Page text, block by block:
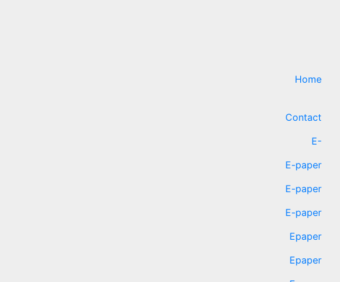
Home
Contact
E-
E-paper
E-paper
E-paper
Epaper
Epaper